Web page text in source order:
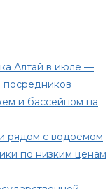
Алтай в июле —
посредников
и бассейном на
рядом с водоемом
по низким ценам